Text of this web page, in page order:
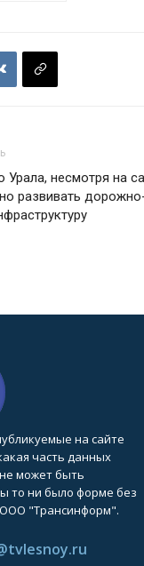
Урала, несмотря на
развивать
на сайте
часть данных
может быть
то ни было форме без
"Трансинформ".